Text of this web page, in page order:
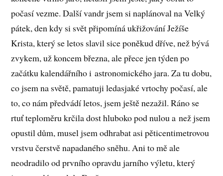
počasí vezme. Další vandr jsem si naplánoval na Velký
pátek, den kdy si svět připomíná ukřižování Ježíše
Krista, který se letos slavil sice poněkud dříve, než bývá
zvykem, už koncem března, ale přece jen týden po
začátku kalendářního i astronomického jara. Za tu dobu,
co jsem na světě, pamatuji ledasjaké vrtochy počasí, ale
to, co nám předvádí letos, jsem ještě nezažil. Ráno se
rtuť teploměru krčila dost hluboko pod nulou a než jsem
opustil dům, musel jsem odhrabat asi pěticentimetrovou
vrstvu čerstvě napadaného sněhu. Ani to mě ale
neodradilo od prvního opravdu jarního výletu, který